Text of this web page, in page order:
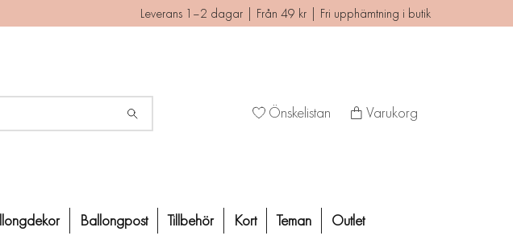
Leverans 1–2 dagar | Från 49 kr | Fri upphämtning i butik
Önskelistan Varukorg
Ballongpost Tillbehör Kort Teman Outlet